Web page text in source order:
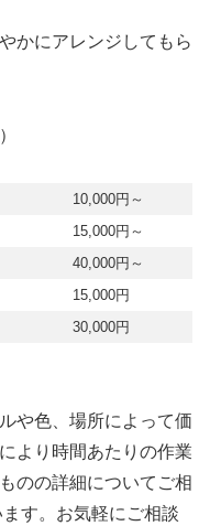
かにアレンジしてもら
10,000円～
15,000円～
40,000円～
15,000円
30,000円
や色、場所によって価
より時間あたりの作業
のの詳細についてご相
す。お気軽にご相談